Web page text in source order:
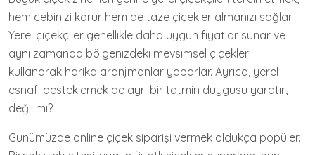
hem cebinizi korur hem de taze çiçekler almanızı sağlar.
Yerel çiçekçiler genellikle daha uygun fiyatlar sunar ve
aynı zamanda bölgenizdeki mevsimsel çiçekleri
kullanarak harika aranjmanlar yaparlar. Ayrıca, yerel
esnafı desteklemek de ayrı bir tatmin duygusu yaratır,
değil mi?
Günümüzde online çiçek siparişi vermek oldukça popüler.